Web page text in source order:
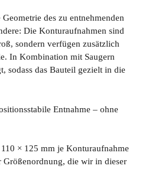
des zu entnehmenden
Die Konturaufnahmen sind
sondern verfügen zusätzlich
In Kombination mit Saugern
sodass das Bauteil gezielt in die
Entnahme – ohne
× 125 mm je Konturaufnahme
die wir in dieser